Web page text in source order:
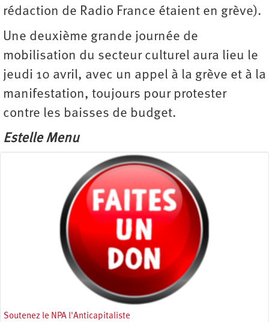
rédaction de Radio France étaient en grève).
Une deuxième grande journée de
mobilisation du secteur culturel aura lieu le
jeudi 10 avril, avec un appel à la grève et à la
manifestation, toujours pour protester
contre les baisses de budget.
Estelle Menu
Soutenez le NPA l'Anticapitaliste